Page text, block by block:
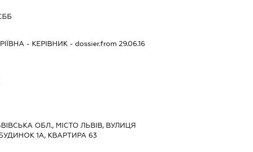
- КЕРІВНИК - dossier.from 29.06.16
ОБЛ., МІСТО ЛЬВІВ, ВУЛИЦЯ
1А, КВАРТИРА 63